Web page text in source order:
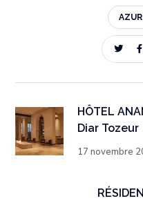
HÔTEL
Diar Tozeur
17 novembre